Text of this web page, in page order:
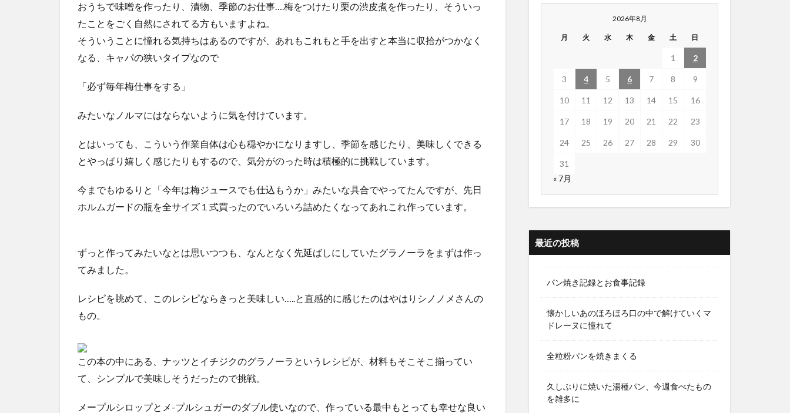
おうちで味噌を作ったり、漬物、季節のお仕事….梅をつけたり栗の渋皮煮を作ったり、そういっ
たことをごく自然にされてる方もいますよね。
そういうことに憧れる気持ちはあるのですが、あれもこれもと手を出すと本当に収拾がつかなく
なる、キャパの狭いタイプなので
「必ず毎年梅仕事をする」
みたいなノルマにはならないように気を付けています。
とはいっても、こういう作業自体は心も穏やかになりますし、季節を感じたり、美味しくできる
とやっぱり嬉しく感じたりもするので、気分がのった時は積極的に挑戦しています。
今までもゆるりと「今年は梅ジュースでも仕込もうか」みたいな具合でやってたんですが、先日
ホルムガードの瓶を全サイズ１式買ったのでいろいろ詰めたくなってあれこれ作っています。
ずっと作ってみたいなとは思いつつも、なんとなく先延ばしにしていたグラノーラをまずは作っ
てみました。
レシピを眺めて、このレシピならきっと美味しい…..と直感的に感じたのはやはりシノノメさんの
もの。
この本の中にある、ナッツとイチジクのグラノーラというレシピが、材料もそこそこ揃ってい
て、シンプルで美味しそうだったので挑戦。
メープルシロップとメ-プルシュガーのダブル使いなので、作っている最中もとっても幸せな良い
2026年8月
月 火 水 木 金 土 日
1 2
3 4 5 6 7 8 9
10 11 12 13 14 15 16
17 18 19 20 21 22 23
24 25 26 27 28 29 30
31
« 7月
最近の投稿
パン焼き記録とお食事記録
懐かしいあのほろほろ口の中で解けていくマ
ドレーヌに憧れて
全粒粉パンを焼きまくる
久しぶりに焼いた湯種パン、今週食べたもの
を雑多に